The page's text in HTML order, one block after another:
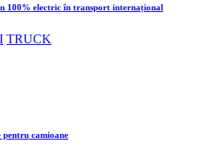
100% electric în transport internațional
TRUCK
pentru camioane